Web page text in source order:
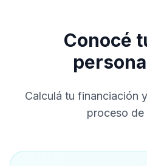
Conocé
Calculá tu financiación
proceso de